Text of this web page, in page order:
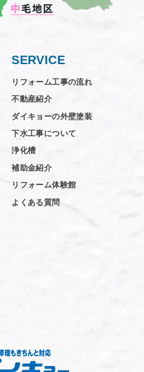
SERVICE
リフォーム工事の流れ
不動産紹介
ダイキョーの外壁塗装
下水工事について
浄化槽
補助金紹介
リフォーム体験館
よくある質問